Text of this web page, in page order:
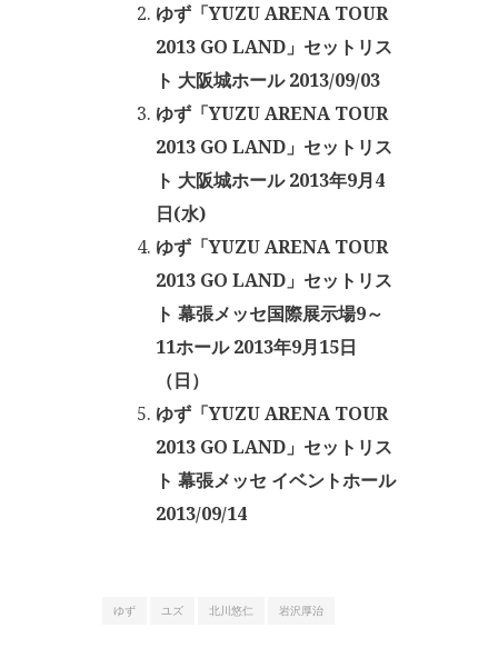
ゆず「YUZU ARENA TOUR
2013 GO LAND」セットリス
ト 大阪城ホール 2013/09/03
ゆず「YUZU ARENA TOUR
2013 GO LAND」セットリス
ト 大阪城ホール 2013年9月4
日(水)
ゆず「YUZU ARENA TOUR
2013 GO LAND」セットリス
ト 幕張メッセ国際展示場9～
11ホール 2013年9月15日
（日）
ゆず「YUZU ARENA TOUR
2013 GO LAND」セットリス
ト 幕張メッセ イベントホール
2013/09/14
ゆず ユズ 北川悠仁 岩沢厚治